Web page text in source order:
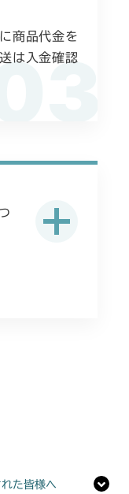
商品代金を
は入金確認
た皆様へ